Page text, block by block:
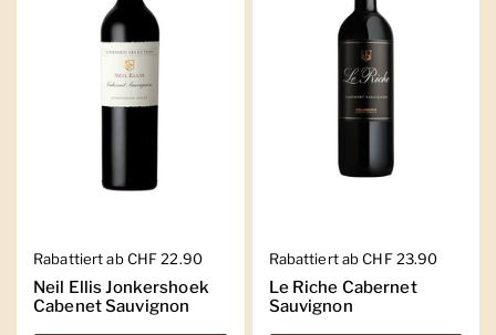
Regulärer Preis
Rabattiert ab CHF 22.90
Neil Ellis Jonkershoek
Cabenet Sauvignon
Regulärer Preis
Rabattiert ab CHF 23.90
Le Riche Cabernet
Sauvignon